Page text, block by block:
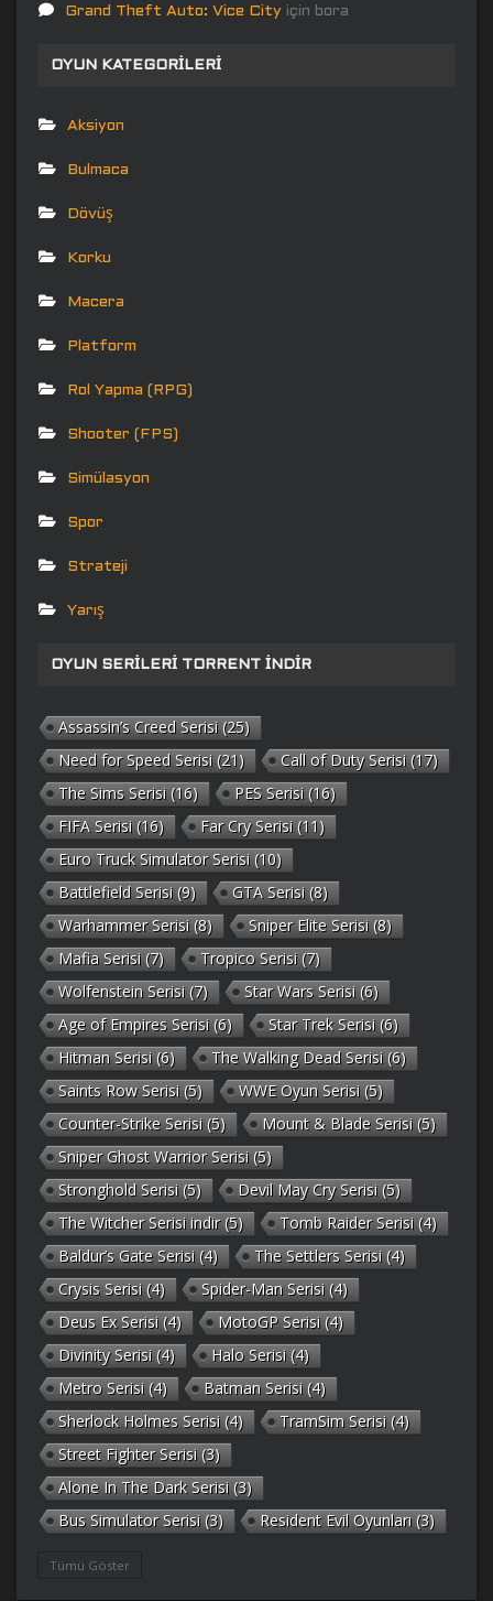
Grand Theft Auto: Vice City için bora
OYUN KATEGORILERI
Aksiyon
Bulmaca
Dövüş
Korku
Macera
Platform
Rol Yapma (RPG)
Shooter (FPS)
Simülasyon
Spor
Strateji
Yarış
OYUN SERILERI TORRENT İNDIR
Assassin’s Creed Serisi (25)
Need for Speed Serisi (21) Call of Duty Serisi (17)
The Sims Serisi (16) PES Serisi (16)
FIFA Serisi (16) Far Cry Serisi (11)
Euro Truck Simulator Serisi (10)
Battlefield Serisi (9) GTA Serisi (8)
Warhammer Serisi (8) Sniper Elite Serisi (8)
Mafia Serisi (7) Tropico Serisi (7)
Wolfenstein Serisi (7) Star Wars Serisi (6)
Age of Empires Serisi (6) Star Trek Serisi (6)
Hitman Serisi (6) The Walking Dead Serisi (6)
Saints Row Serisi (5) WWE Oyun Serisi (5)
Counter-Strike Serisi (5) Mount & Blade Serisi (5)
Sniper Ghost Warrior Serisi (5)
Stronghold Serisi (5) Devil May Cry Serisi (5)
The Witcher Serisi indir(5) Tomb Raider Serisi (4)
Baldur’s Gate Serisi (4) The Settlers Serisi (4)
Crysis Serisi (4) Spider-Man Serisi (4)
Deus Ex Serisi (4) MotoGP Serisi (4)
Divinity Serisi (4) Halo Serisi (4)
Metro Serisi (4) Batman Serisi (4)
Sherlock Holmes Serisi (4) TramSim Serisi (4)
Street Fighter Serisi (3)
Alone In The Dark Serisi (3)
Bus Simulator Serisi (3) Resident Evil Oyunları (3)
Tümü Göster